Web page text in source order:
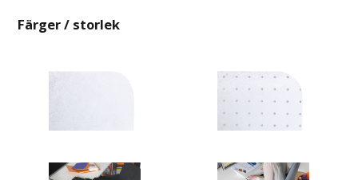
Färger / storlek